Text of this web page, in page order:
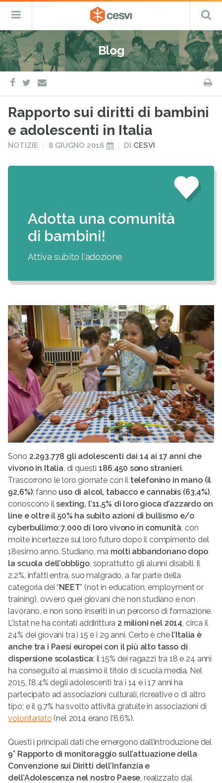
Salta
al
contenuto
CESVI
Fondazione
–
ETS
Cooperazione,
Emergenza
e
Sviluppo
Menu
Blog
facebook
twitter
e-
mail
Rapporto sui diritti di bambini
e adolescenti in Italia
PUBBLICATO
NOTIZIE
PUBBLICATO
8 GIUGNO 2016 DI CESVI
Adotta una comunità
di bambini!
Attiva subito l'adozione
Sono 2.293.778 gli adolescenti dai 14 ai 17 anni che
vivono in Italia , di questi186.450 sono stranieri.
Trascorrono le loro giornate con il telefonino in mano (il
92,6%); fanno uso di alcol, tabacco e cannabis (63,4%),
conoscono ilsexting, l’11,5% di loro gioca d’azzardo on
line e oltre il 50% ha subito azioni di bullismo e/o
cyberbullimo;7.000 di loro vivono in comunità , con
molte incertezze sul loro futuro dopo il compimento del
18esimo anno. Studiano, ma molti abbandonano dopo
la scuola dell’obbligo, soprattutto gli alunni disabili. Il
2,2%, infatti entra, suo malgrado, a far parte della
categoria dei “NEET” (not in education, employment or
training), ovvero quei giovani che non studiano e non
lavorano, e non sono inseriti in un percorso di formazione.
L’Istat ne ha contati addirittura 2 milioni nel 2014 , circa il
24% dei giovani tra i 15 e i 29 anni. Certo è chel’Italia è
anche tra i Paesi europei con il più alto tasso di
dispersione scolastica: il 15% dei ragazzi tra 18 e 24 anni
ha conseguito al massimo il titolo di scuola media. Nel
2015, l’8,4% degli adolescenti tra i 14 e i 17 anni ha
partecipato ad associazioni culturali, ricreative o di altro
tipo; e il 9,7% ha svolto attività gratuite in associazioni di
volontariato (nel 2014 erano l’8,6%).
Questi i principali dati che emergono dall’introduzione del
9° Rapporto di monitoraggio sull’attuazione della
Convenzione sui Diritti dell’Infanzia e
dell’Adolescenza nel nostro Paese , realizzato dal